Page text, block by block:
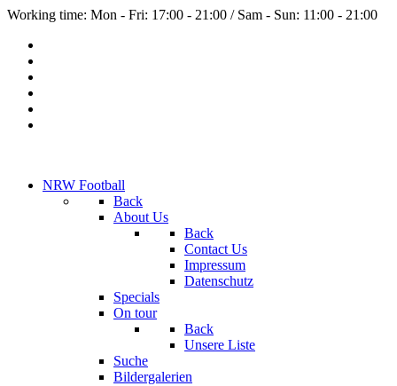
Working time: Mon - Fri: 17:00 - 21:00 / Sam - Sun: 11:00 - 21:00
NRW Football
Back
About Us
Back
Contact Us
Impressum
Datenschutz
Specials
On tour
Back
Unsere Liste
Suche
Bildergalerien